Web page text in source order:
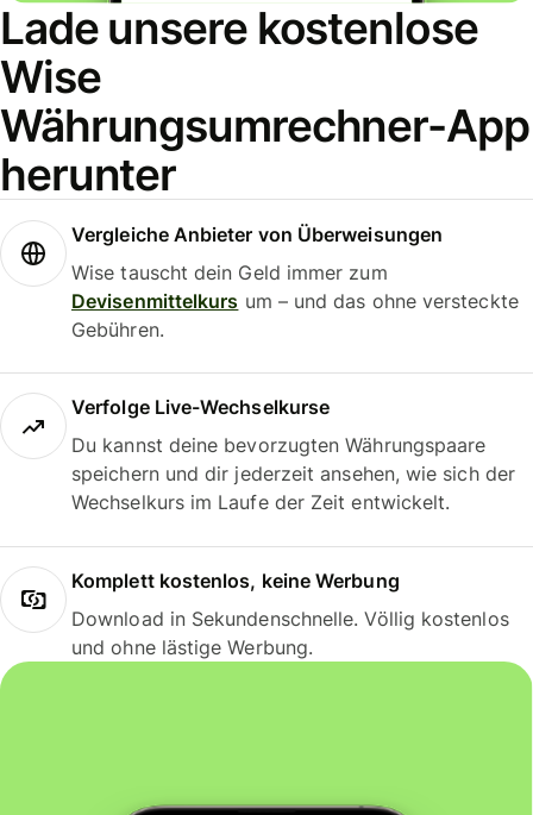
Lade unsere kostenlose
Wise
Währungsumrechner-App
herunter
Vergleiche Anbieter von Überweisungen
Wise tauscht dein Geld immer zum
Devisenmittelkurs um – und das ohne versteckte
Gebühren.
Verfolge Live-Wechselkurse
Du kannst deine bevorzugten Währungspaare
speichern und dir jederzeit ansehen, wie sich der
Wechselkurs im Laufe der Zeit entwickelt.
Komplett kostenlos, keine Werbung
Download in Sekundenschnelle. Völlig kostenlos
und ohne lästige Werbung.